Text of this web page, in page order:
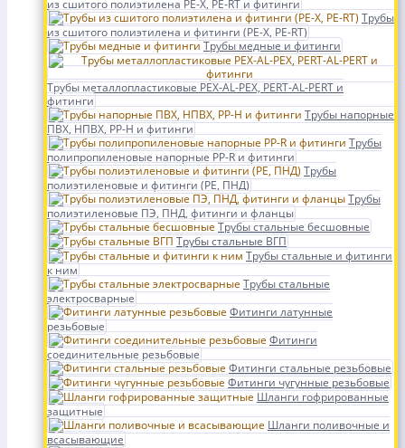
из сшитого полиэтилена PE-X, PE-RT и фитинги
Трубы
из сшитого полиэтилена и фитинги (PE-X, PE-RT)
Трубы медные и фитинги
Трубы металлопластиковые PEX-AL-PEX, PERT-AL-PERT и
фитинги
Трубы напорные
ПВХ, НПВХ, PP-H и фитинги
Трубы
полипропиленовые напорные PP-R и фитинги
Трубы
полиэтиленовые и фитинги (PE, ПНД)
Трубы
полиэтиленовые ПЭ, ПНД, фитинги и фланцы
Трубы стальные бесшовные
Трубы стальные ВГП
Трубы стальные и фитинги
к ним
Трубы стальные
электросварные
Фитинги латунные
резьбовые
Фитинги
соединительные резьбовые
Фитинги стальные резьбовые
Фитинги чугунные резьбовые
Шланги гофрированные
защитные
Шланги поливочные и
всасывающие